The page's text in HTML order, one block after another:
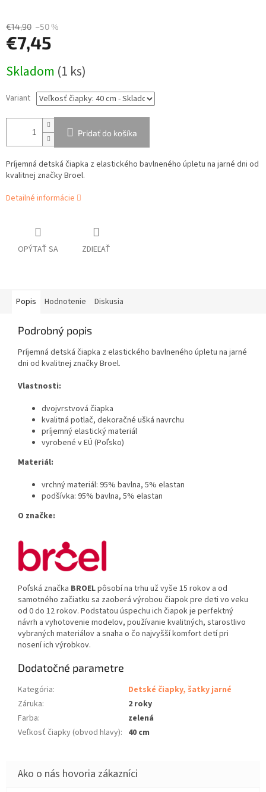
€14,90 –50 %
€7,45
cena:
Skladom (1 ks)
Variant
Pridať do košíka
Príjemná detská čiapka z elastického bavlneného úpletu na jarné dni od
kvalitnej značky Broel.
Detailné informácie
OPÝTAŤ SA ZDIEĽAŤ
Popis Hodnotenie Diskusia
Podrobný popis
Príjemná detská čiapka z elastického bavlneného úpletu na jarné
dni od kvalitnej značky Broel.
Vlastnosti:
dvojvrstvová čiapka
kvalitná potlač, dekoračné ušká navrchu
príjemný elastický materiál
vyrobené v EÚ (Poľsko)
Materiál:
vrchný materiál: 95% bavlna, 5% elastan
podšívka: 95% bavlna, 5% elastan
O značke:
Poľská značka BROELpôsobí na trhu už vyše 15 rokov a od
samotného začiatku sa zaoberá výrobou čiapok pre deti vo veku
od 0 do 12 rokov. Podstatou úspechu ich čiapok je perfektný
návrh a vyhotovenie modelov, používanie kvalitných, starostlivo
vybraných materiálov a snaha o čo najvyšší komfort detí pri
nosení ich výrobkov.
Dodatočné parametre
Kategória:
Detské čiapky, šatky jarné
Záruka:
2 roky
Farba:
zelená
Veľkosť čiapky (obvod hlavy): 40 cm